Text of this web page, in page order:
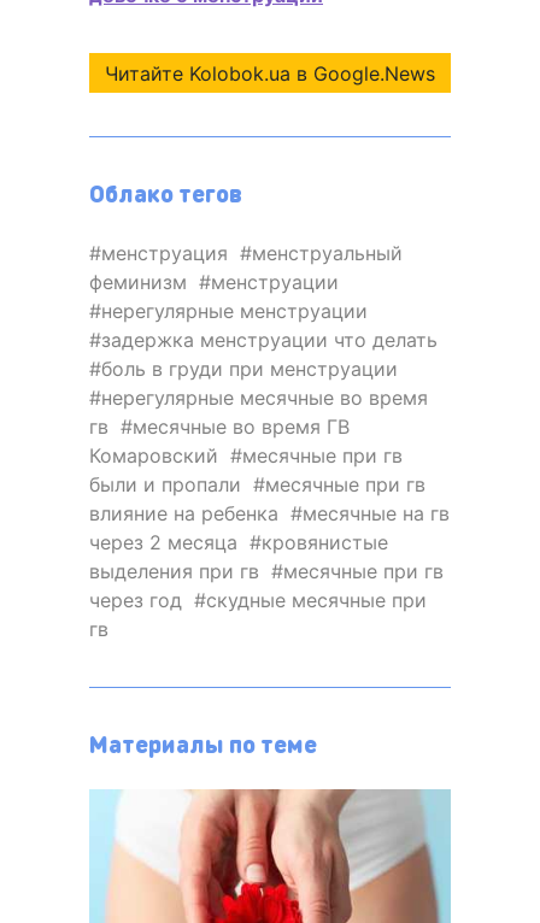
Читайте Kolobok.ua в Google.News
Облако тегов
менструация
менструальный
феминизм
менструации
нерегулярные менструации
задержка менструации что делать
боль в груди при менструации
нерегулярные месячные во время
гв
месячные во время ГВ
Комаровский
месячные при гв
были и пропали
месячные при гв
влияние на ребенка
месячные на гв
через 2 месяца
кровянистые
выделения при гв
месячные при гв
через год
скудные месячные при
гв
Материалы по теме